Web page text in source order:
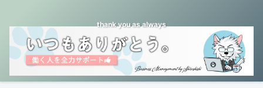
thank you as always